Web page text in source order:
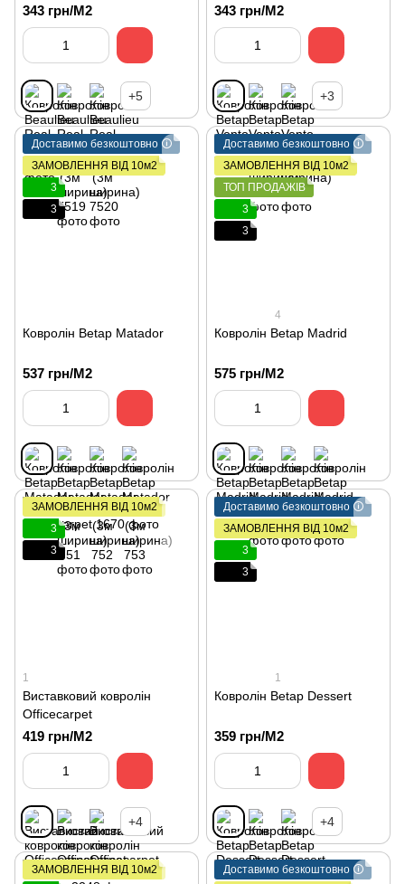
343 грн/М2
+5
343 грн/М2
+3
Доставимо безкоштовно 🛈
ЗАМОВЛЕННЯ ВІД 10м2
3
3
Ковролін Betap Matador
537 грн/М2
Доставимо безкоштовно 🛈
ЗАМОВЛЕННЯ ВІД 10м2
ТОП ПРОДАЖІВ
3
3
4
Ковролін Betap Madrid
575 грн/М2
ЗАМОВЛЕННЯ ВІД 10м2
3
3
1
Виставковий ковролін
Officecarpet
419 грн/М2
+4
Доставимо безкоштовно 🛈
ЗАМОВЛЕННЯ ВІД 10м2
3
3
1
Ковролін Betap Dessert
359 грн/М2
+4
ЗАМОВЛЕННЯ ВІД 10м2 Доставимо безкоштовно 🛈